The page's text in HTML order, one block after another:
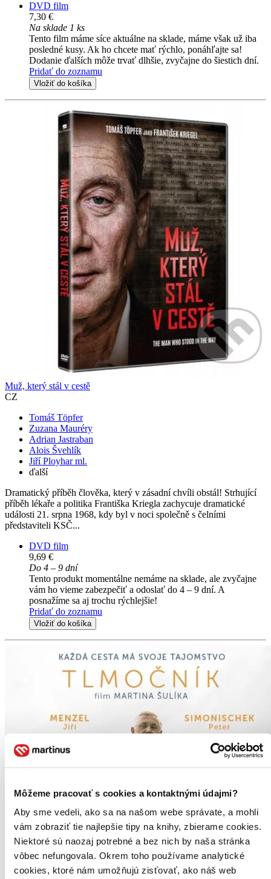
Môžeme pracovať s cookies a kontaktnými údajmi?
Aby sme vedeli, ako sa na našom webe správate, a mohli
vám zobraziť tie najlepšie tipy na knihy, zbierame cookies.
Niektoré sú naozaj potrebné a bez nich by naša stránka
vôbec nefungovala. Okrem toho používame analytické
cookies, ktoré nám umožňujú zisťovať, ako náš web
DVD film
7,30 €
Na sklade 1 ks
Tento film máme síce aktuálne na sklade, máme však už iba
posledné kusy. Ak ho chcete mať rýchlo, ponáhľajte sa!
Dodanie ďalších môže trvať dlhšie, zvyčajne do šiestich dní.
Pridať do zoznamu
Vložiť do košíka
Muž, který stál v cestě
CZ
Tomáš Töpfer
Zuzana Mauréry
Adrian Jastraban
Alois Švehlík
Jiří Ployhar ml.
ďalší
Dramatický příběh člověka, který v zásadní chvíli obstál! Strhující
příběh lékaře a politika Františka Kriegla zachycuje dramatické
události 21. srpna 1968, kdy byl v noci společně s čelními
představiteli KSČ...
DVD film
9,69 €
Do 4 – 9 dní
Tento produkt momentálne nemáme na sklade, ale zvyčajne
vám ho vieme zabezpečiť a odoslať do 4 – 9 dní. A
posnažíme sa aj trochu rýchlejšie!
Pridať do zoznamu
Vložiť do košíka